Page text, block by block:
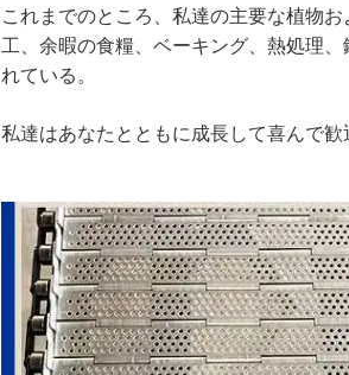
これまでのところ、私達の主要な植物
工、余暇の食糧、ベーキング、熱処理
れている。
私達はあなたとともに成長して喜んで歓